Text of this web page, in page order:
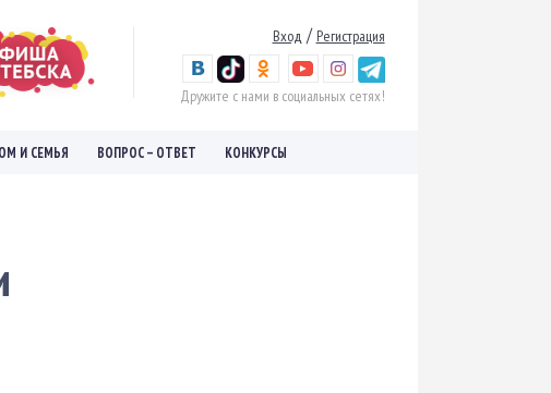
Вход / Регистрация
Дружите с нами в социальных сетях!
И СЕМЬЯ ВОПРОС – ОТВЕТ КОНКУРСЫ